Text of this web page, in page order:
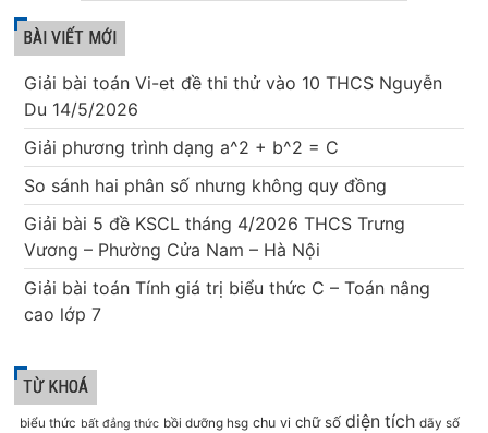
BÀI VIẾT MỚI
Giải bài toán Vi-et đề thi thử vào 10 THCS Nguyễn
Du 14/5/2026
Giải phương trình dạng a^2 + b^2 = C
So sánh hai phân số nhưng không quy đồng
Giải bài 5 đề KSCL tháng 4/2026 THCS Trưng
Vương – Phường Cửa Nam – Hà Nội
Giải bài toán Tính giá trị biểu thức C – Toán nâng
cao lớp 7
TỪ KHOÁ
biểu thức bất đẳng thức bồi dưỡng hsg chu vi chữ số diện tích dãy số